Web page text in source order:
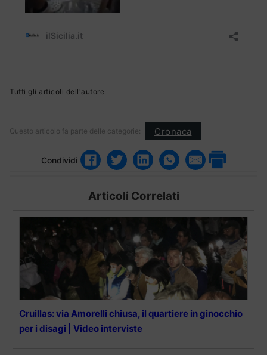
Tutti gli articoli dell'autore
Questo articolo fa parte delle categorie: Cronaca
Condividi
Articoli Correlati
Cruillas: via Amorelli chiusa, il quartiere in ginocchio
per i disagi | Video interviste